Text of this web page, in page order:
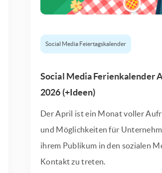
Social Media Feiertagskalender
Social Media Ferienkalender
2026 (+Ideen)
Der April ist ein Monat voller
und Möglichkeiten für
ihrem Publikum in den sozialen
Kontakt zu treten.